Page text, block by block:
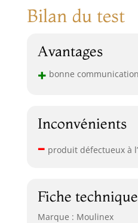
Bilan du test
Avantages
+ bonne
Inconvénients
– produit défectueux à
Fiche technique
Marque : Moulinex